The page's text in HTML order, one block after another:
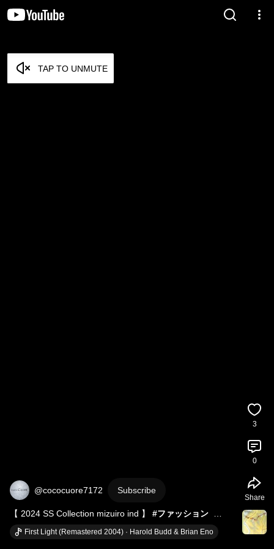
TAP TO UNMUTE
@cococuore7172 Subscribe
【 2024 SS Collection mizuiro ind 】 #ファッション
#fashion #コーディネート #coordinate
First Light (Remastered 2004) · Harold Budd & Brian Eno
3
0
Share